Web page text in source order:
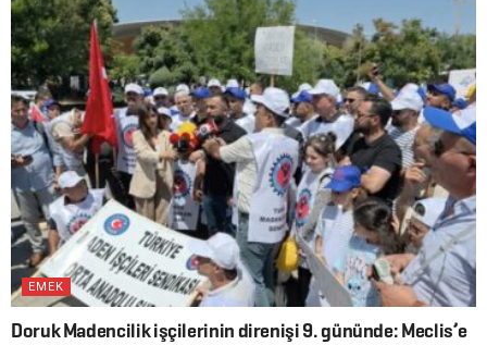
EMEK
Doruk Madencilik işçilerinin direnişi 9. gününde: Meclis’e